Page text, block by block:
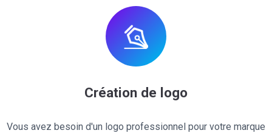
Création de logo
Vous avez besoin d'un logo professionnel pour votre marque